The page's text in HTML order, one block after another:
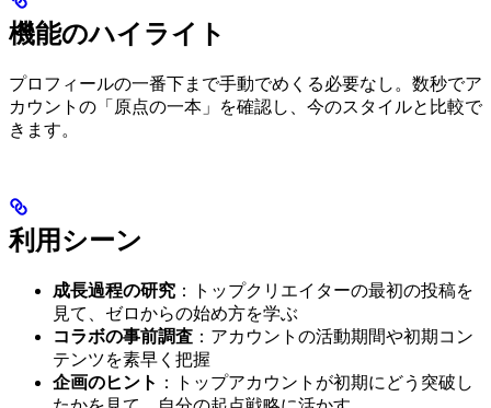
機能のハイライト
プロフィールの一番下まで手動でめくる必要なし。数秒でア
カウントの「原点の一本」を確認し、今のスタイルと比較で
きます。
利用シーン
成長過程の研究 ：トップクリエイターの最初の投稿を
見て、ゼロからの始め方を学ぶ
コラボの事前調査 ：アカウントの活動期間や初期コン
テンツを素早く把握
企画のヒント ：トップアカウントが初期にどう突破し